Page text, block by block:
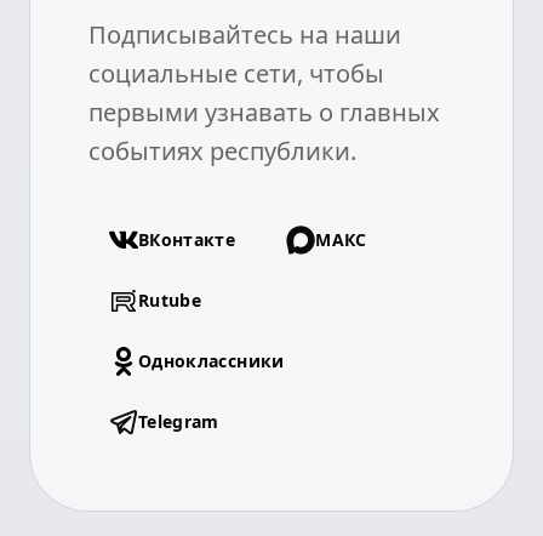
Подписывайтесь на наши
социальные сети, чтобы
первыми узнавать о главных
событиях республики.
ВКонтакте МАКС
Rutube
Одноклассники
Telegram